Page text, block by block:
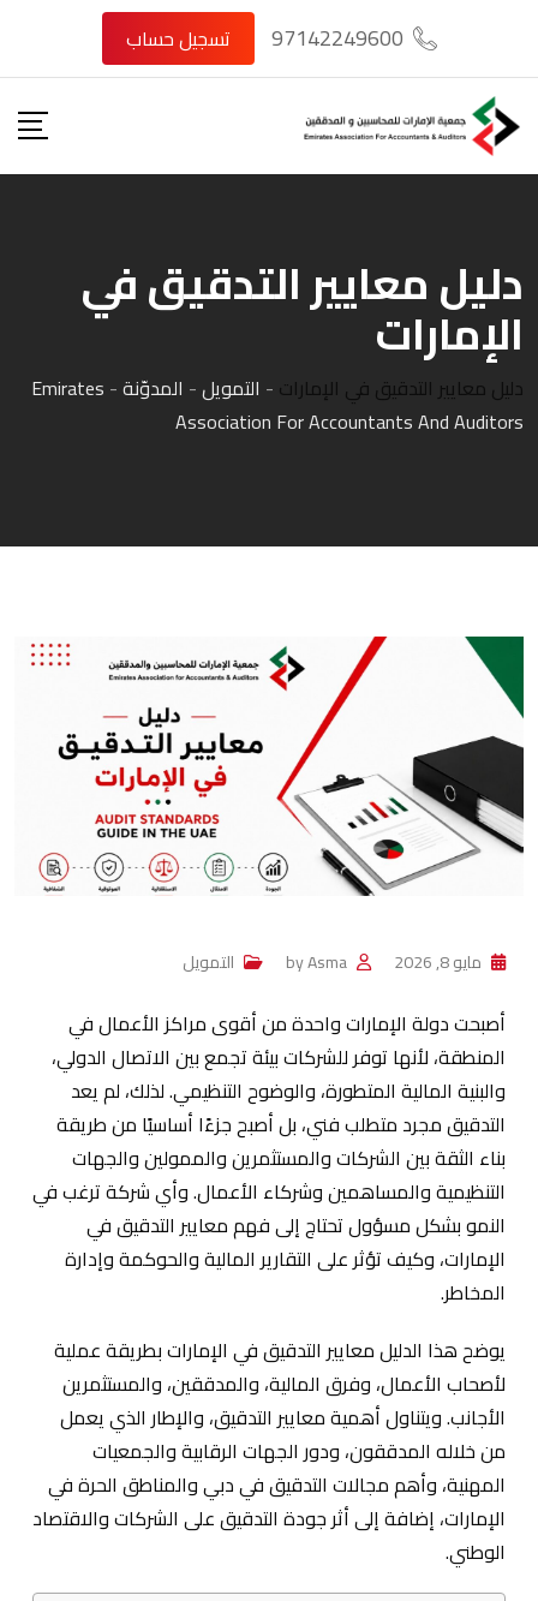
content
97142249600 تسجيل حساب
دليل معايير التدقيق في
الإمارات
دليل معايير التدقيق في الإمارات - التمويل- المدوّنة-
Emirates
Association For Accountants And Auditors
مايو 8, 2026 byAsma التمويل
أصبحت دولة الإمارات واحدة من أقوى مراكز الأعمال في
المنطقة، لأنها توفر للشركات بيئة تجمع بين الاتصال الدولي،
والبنية المالية المتطورة، والوضوح التنظيمي. لذلك، لم يعد
التدقيق مجرد متطلب فني، بل أصبح جزءًا أساسيًا من طريقة
بناء الثقة بين الشركات والمستثمرين والممولين والجهات
التنظيمية والمساهمين وشركاء الأعمال. وأي شركة ترغب في
النمو بشكل مسؤول تحتاج إلى فهم معايير التدقيق في
الإمارات، وكيف تؤثر على التقارير المالية والحوكمة وإدارة
المخاطر.
يوضح هذا الدليل معايير التدقيق في الإمارات بطريقة عملية
لأصحاب الأعمال، وفرق المالية، والمدققين، والمستثمرين
الأجانب. ويتناول أهمية معايير التدقيق، والإطار الذي يعمل
من خلاله المدققون، ودور الجهات الرقابية والجمعيات
المهنية، وأهم مجالات التدقيق في دبي والمناطق الحرة في
الإمارات، إضافة إلى أثر جودة التدقيق على الشركات والاقتصاد
الوطني.